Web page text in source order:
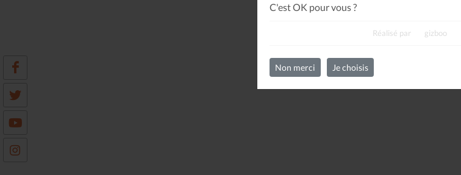
C'est OK pour vous ?
Réalisé par gizboo
Non merci Je choisis